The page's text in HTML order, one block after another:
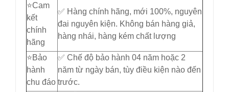
⭐️Cam
kết
chính
hãng
✅ Hàng chính hãng, mới 100%, nguyên
đai nguyên kiện. Không bán hàng giả,
hàng nhái, hàng kém chất lượng
⭐️Bảo
hành
chu đáo
✅ Chế độ bảo hành 04 năm hoặc 2
năm từ ngày bán, tùy điều kiện nào đến
trước.